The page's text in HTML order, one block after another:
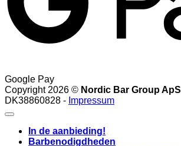
Google Pay
Copyright 2026 © Nordic Bar Group ApS
DK38860828 - Impressum
In de aanbieding!
Barbenodigdheden